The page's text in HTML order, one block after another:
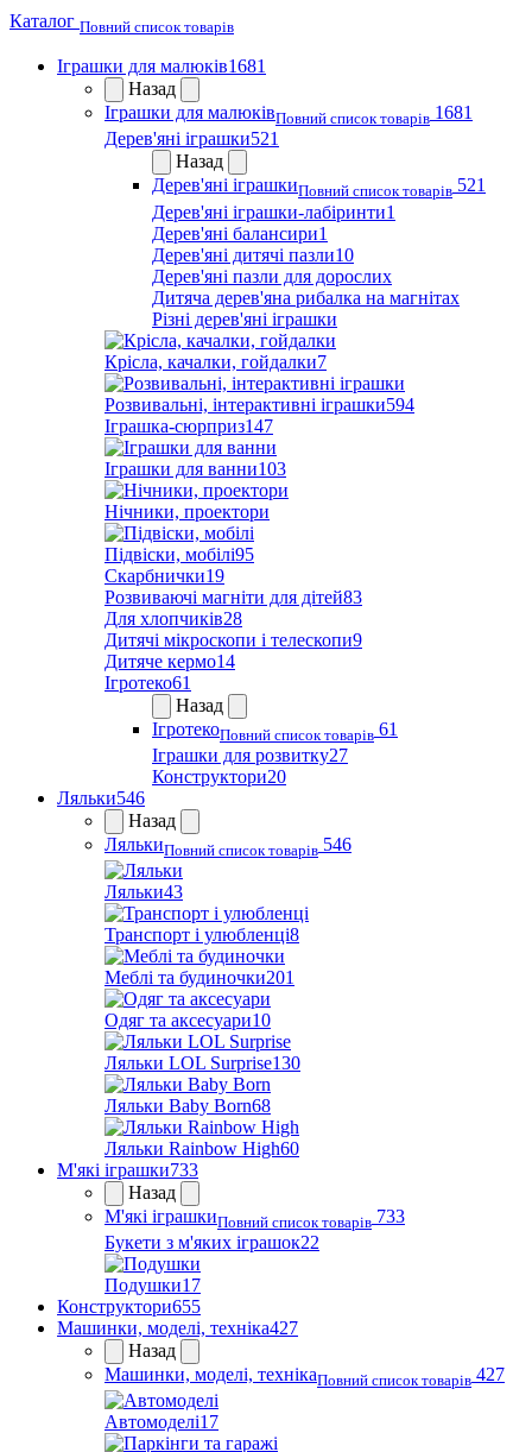
Каталог Повний список товарів
Іграшки для малюків1681
Назад
Іграшки для малюківПовний список товарів 1681
Дерев'яні іграшки521
Назад
Дерев'яні іграшкиПовний список товарів 521
Дерев'яні іграшки-лабіринти1
Дерев'яні балансири1
Дерев'яні дитячі пазли10
Дерев'яні пазли для дорослих
Дитяча дерев'яна рибалка на магнітах
Різні дерев'яні іграшки
Крісла, качалки, гойдалки7
Розвивальні, інтерактивні іграшки594
Іграшка-сюрприз147
Іграшки для ванни103
Нічники, проектори
Підвіски, мобілі95
Скарбнички19
Розвиваючі магніти для дітей83
Для хлопчиків28
Дитячі мікроскопи і телескопи9
Дитяче кермо14
Ігротеко61
Назад
ІгротекоПовний список товарів 61
Іграшки для розвитку27
Конструктори20
Ляльки546
Назад
ЛялькиПовний список товарів 546
Ляльки43
Транспорт і улюбленці8
Меблі та будиночки201
Одяг та аксесуари10
Ляльки LOL Surprise130
Ляльки Baby Born68
Ляльки Rainbow High60
М'які іграшки733
Назад
М'які іграшкиПовний список товарів 733
Букети з м'яких іграшок22
Подушки17
Конструктори655
Машинки, моделі, техніка427
Назад
Машинки, моделі, технікаПовний список товарів 427
Автомоделі17